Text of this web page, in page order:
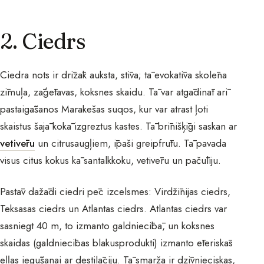
2. Ciedrs
Ciedra nots ir drīzāk auksta, stīva; tā evokatīva skolēna
zīmuļa, zāģētavas, koksnes skaidu. Tā var atgādināt arī
pastaigāšanos Marakešas suqos, kur var atrast ļoti
skaistus šajā kokā izgreztus kastes. Tā brīnišķīgi saskan ar
vetivēru un citrusaugļiem, īpaši greipfrūtu. Tā pavada
visus citus kokus kā santalkkoku, vetivēru un pačūliju.
Pastāv dažādi ciedri pēc izcelsmes: Virdžīnijas ciedrs,
Teksasas ciedrs un Atlantas ciedrs. Atlantas ciedrs var
sasniegt 40 m, to izmanto galdniecībā, un koksnes
skaidas (galdniecības blakusprodukti) izmanto ēteriskās
eļļas iegūšanai ar destilāciju. Tā smarža ir dzīvnieciskas,